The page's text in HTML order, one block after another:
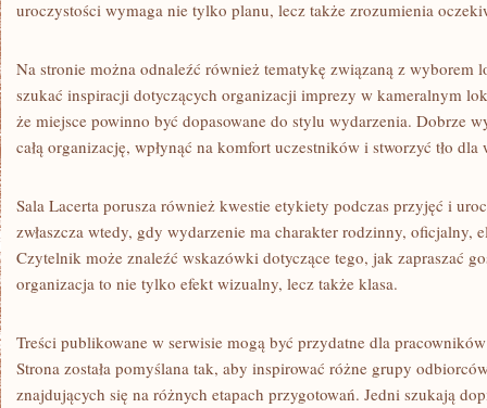
uroczystości wymaga nie tylko planu, lecz także zrozumienia
Na stronie można odnaleźć również tematykę związaną z wyborem
szukać inspiracji dotyczących organizacji imprezy w kameralnym
że miejsce powinno być dopasowane do stylu wydarzenia. Dobrze
całą organizację, wpłynąć na komfort uczestników i stworzyć tło
Sala Lacerta porusza również kwestie etykiety podczas przyjęć i
zwłaszcza wtedy, gdy wydarzenie ma charakter rodzinny, oficjalny,
Czytelnik może znaleźć wskazówki dotyczące tego, jak zapraszać
organizacja to nie tylko efekt wizualny, lecz także klasa.
Treści publikowane w serwisie mogą być przydatne dla
Strona została pomyślana tak, aby inspirować różne grupy
znajdujących się na różnych etapach przygotowań. Jedni szukają